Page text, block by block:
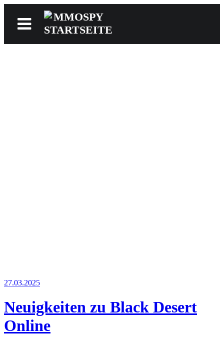
Follow us
27.03.2025
Neuigkeiten zu Black Desert
Online